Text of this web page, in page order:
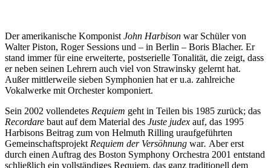
Der amerikanische Komponist John Harbison war Schüler von
Walter Piston, Roger Sessions und – in Berlin – Boris Blacher. Er
stand immer für eine erweiterte, postserielle Tonalität, die zeigt, dass
er neben seinen Lehrern auch viel von Strawinsky gelernt hat.
Außer mittlerweile sieben Symphonien hat er u.a. zahlreiche
Vokalwerke mit Orchester komponiert.
Sein 2002 vollendetes Requiem geht in Teilen bis 1985 zurück; das
Recordare baut auf dem Material des Juste judex auf, das 1995
Harbisons Beitrag zum von Helmuth Rilling uraufgeführten
Gemeinschaftsprojekt Requiem der Versöhnung war. Aber erst
durch einen Auftrag des Boston Symphony Orchestra 2001 entstand
schließlich ein vollständiges Requiem, das ganz traditionell dem